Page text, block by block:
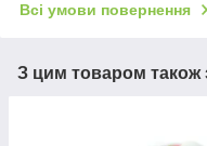
Всі умови повернення
З цим товаром також